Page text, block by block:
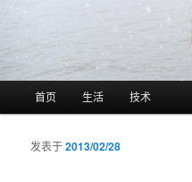
跳至主内容区域
跳至副内容区域
首页 生活 技术
发表于2013/02/28